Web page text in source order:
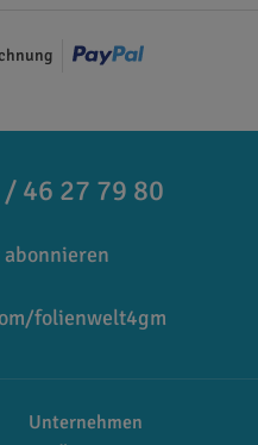
46 27 79 80
folienwelt4gm
Unternehmen